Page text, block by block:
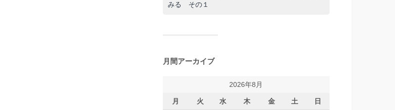
みる その１
月間アーカイブ
2026年8月
月 火 水 木 金 土 日